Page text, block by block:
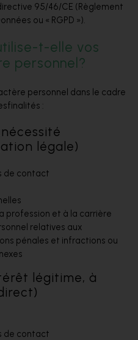
95/46/CE (Règlement
ou « RGPD »).
t-elle vos
personnel?
personnel dans le cadre
:
légale)
de contact
profession et à la carrière
relatives aux
pénales et infractions ou
légitime, à
de contact